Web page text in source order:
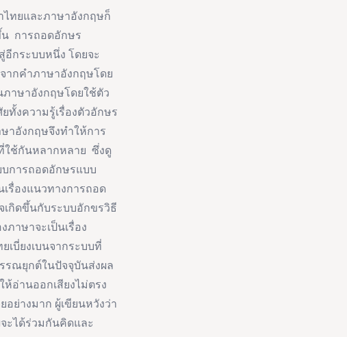
ทยและภาษาอังกฤษก็
น การถอดอักษร
กระบบหนึ่ง โดยจะ
ากคำภาษาอังกฤษโดย
ภาษาอังกฤษโดยใช้ตัว
ทั้งความรู้เรื่องตัวอักษร
าอังกฤษจึงทำให้การ
ใช้กันหลากหลาย ซึ่งดู
บการถอดอักษรแบบ
รื่องแนวทางการถอด
กิดขึ้นกับระบบอักขรวิธี
าษาจะเป็นเรื่อง
บี่ยงเบนจากระบบที่
รณยุกต์ในปัจจุบันส่งผล
อ่านออกเสียงไม่ตรง
ย่างมาก ผู้เขียนหวังว่า
ะได้ร่วมกันคิดและ